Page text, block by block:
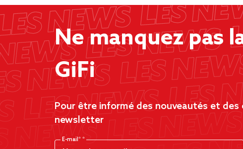
Ne manquez pas
GiFi
Pour être informé des nouveautés et des
newsletter
E-mail*